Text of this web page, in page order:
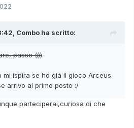
Combo ha scritto:
passo:)))
mi ispira se ho già il gioco Arceus
arrivo al primo posto :/
parteciperai,curiosa di che